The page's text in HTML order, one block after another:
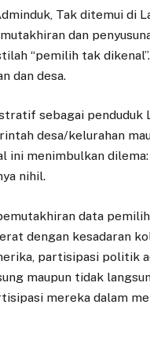
Tak ditemui di
dan
“pemilih tak
dan desa.
sebagai penduduk
desa/kelurahan
menimbulkan
nihil.
data
dengan kesadaran
partisipasi politik
maupun tidak
mereka dalam